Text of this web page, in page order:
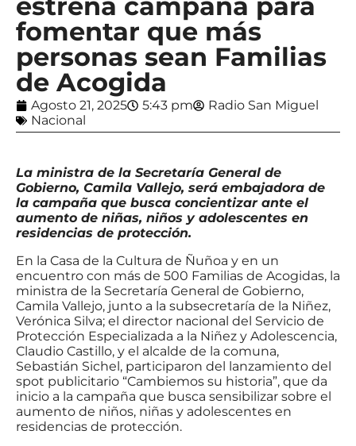
estrena campaña para
fomentar que más
personas sean Familias
de Acogida
Agosto 21, 2025 5:43 pm
Radio San Miguel
Nacional
La ministra de la Secretaría General de
Gobierno, Camila Vallejo, será embajadora de
la campaña que busca concientizar ante el
aumento de niñas, niños y adolescentes en
residencias de protección.
En la Casa de la Cultura de Ñuñoa y en un
encuentro con más de 500 Familias de Acogidas, la
ministra de la Secretaría General de Gobierno,
Camila Vallejo, junto a la subsecretaría de la Niñez,
Verónica Silva; el director nacional del Servicio de
Protección Especializada a la Niñez y Adolescencia,
Claudio Castillo, y el alcalde de la comuna,
Sebastián Sichel, participaron del lanzamiento del
spot publicitario “Cambiemos su historia”, que da
inicio a la campaña que busca sensibilizar sobre el
aumento de niños, niñas y adolescentes en
residencias de protección.